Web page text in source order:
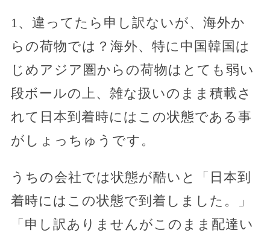
1、違ってたら申し訳ないが、海外か
らの荷物では？海外、特に中国韓国は
じめアジア圏からの荷物はとても弱い
段ボールの上、雑な扱いのまま積載さ
れて日本到着時にはこの状態である事
がしょっちゅうです。
うちの会社では状態が酷いと「日本到
着時にはこの状態で到着しました。」
「申し訳ありませんがこのまま配達い